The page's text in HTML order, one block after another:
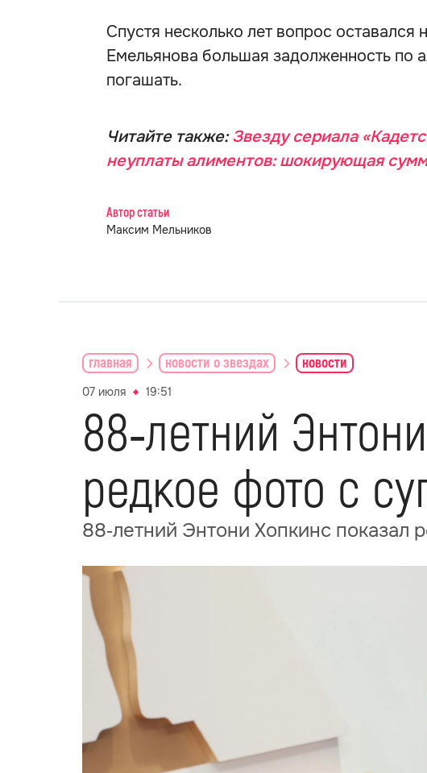
Спустя несколько лет вопрос
Емельянова большая задолженность по
погашать.
Читайте также:Звезду сериала
неуплаты алиментов: шокирующая
Автор статьи
Максим Мельников
главная новости о звездах новости
07 июля 19:51
88‑летний
редкое фото с
88‑летний Энтони Хопкинс показал